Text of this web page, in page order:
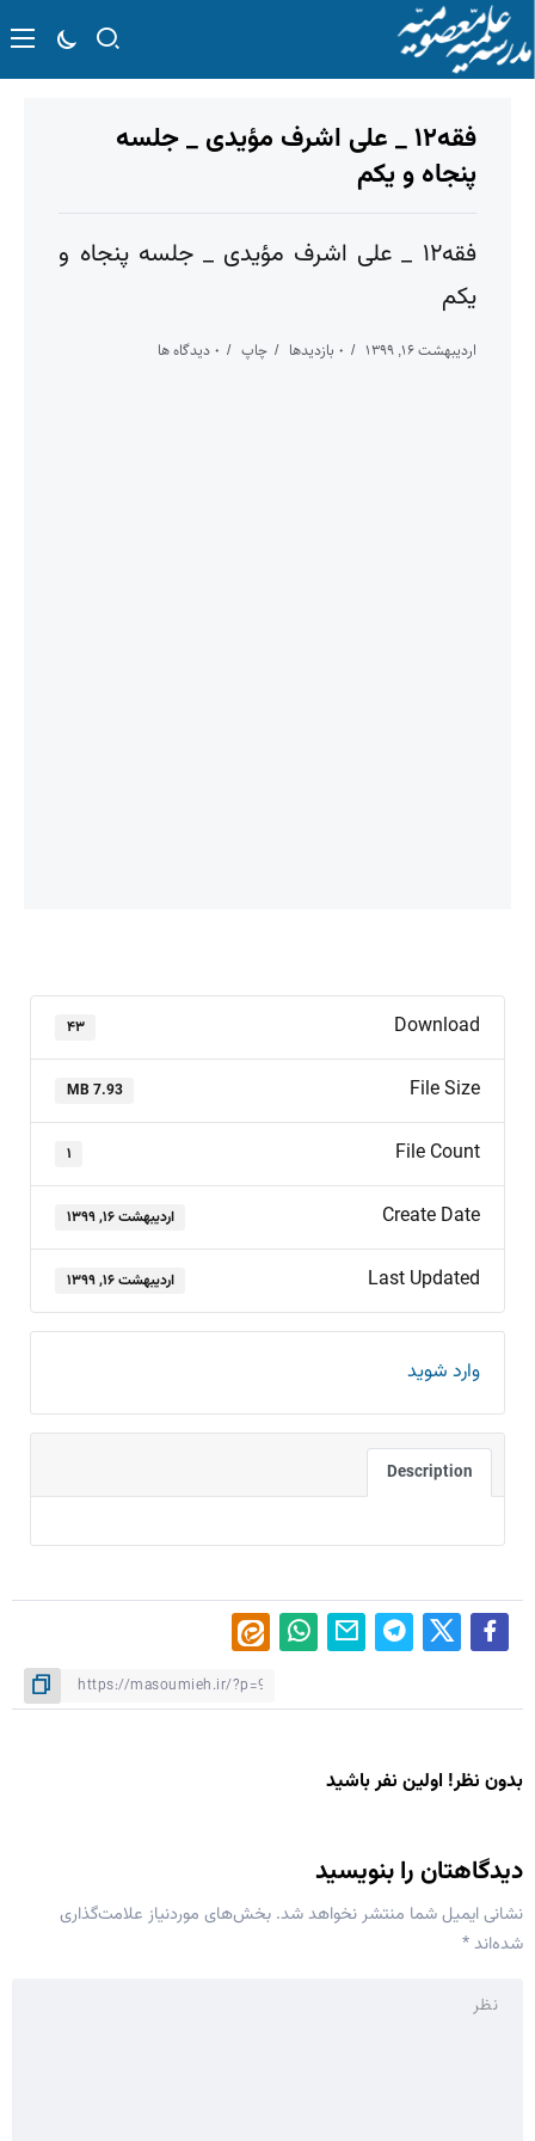
فقه۱۲ _ علی اشرف مؤیدی _ جلسه
پنجاه و یکم
فقه۱۲ _ علی اشرف مؤیدی _ جلسه پنجاه و
یکم
اردیبهشت ۱۶, ۱۳۹۹ ۰ بازدیدها چاپ ۰ دیدگاه ها
Download ۴۳
File Size
7.93 MB
File Count ۱
Create Date اردیبهشت ۱۶, ۱۳۹۹
Last Updated اردیبهشت ۱۶, ۱۳۹۹
وارد شوید
Description
بدون نظر! اولین نفر باشید
دیدگاهتان را بنویسید
نشانی ایمیل شما منتشر نخواهد شد. بخش‌های موردنیاز علامت‌گذاری
شده‌اند*